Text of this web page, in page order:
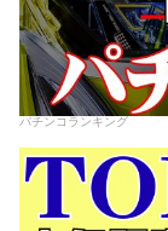
パチンコランキング